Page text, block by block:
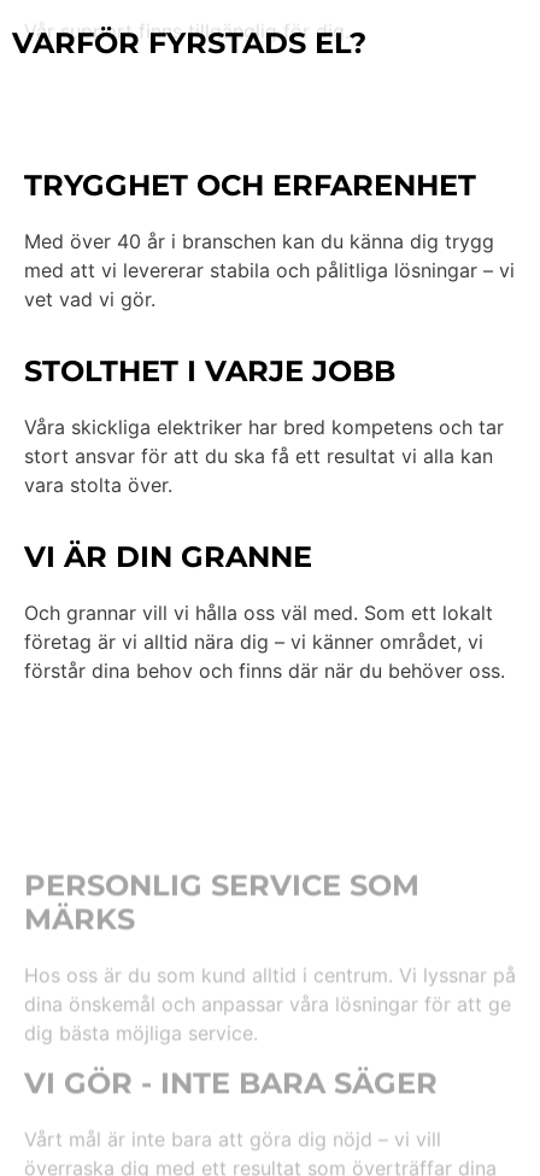
VARFÖR FYRSTADS EL?
TRYGGHET OCH ERFARENHET
Med över 40 år i branschen kan du känna dig trygg
med att vi levererar stabila och pålitliga lösningar – vi
vet vad vi gör.
STOLTHET I VARJE JOBB
Våra skickliga elektriker har bred kompetens och tar
stort ansvar för att du ska få ett resultat vi alla kan
vara stolta över.
VI ÄR DIN GRANNE
Och grannar vill vi hålla oss väl med. Som ett lokalt
företag är vi alltid nära dig – vi känner området, vi
förstår dina behov och finns där när du behöver oss.
dig bästa möjliga service.
VI GÖR - INTE BARA SÄGER
Vårt mål är inte bara att göra dig nöjd – vi vill
överraska dig med ett resultat som överträffar dina
förväntningar varje gång.
ENGAGERADE SVENSKA ÄGARE